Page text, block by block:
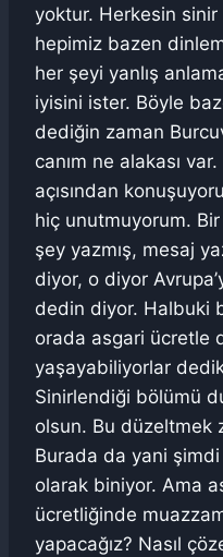
yoktur. Herkesin sinir
hepimiz bazen
her şeyi yanlış
iyisini ister. Böyle
dediğin zaman
canım ne alakası
açısından
hiç unutmuyorum.
şey yazmış, mesaj
diyor, o diyor
dedin diyor. Halbuki
orada asgari ücretle
yaşayabiliyorlar
Sinirlendiği bölümü
olsun. Bu düzeltmek
Burada da yani
olarak biniyor. Ama
ücretliğinde
yapacağız? Nasıl